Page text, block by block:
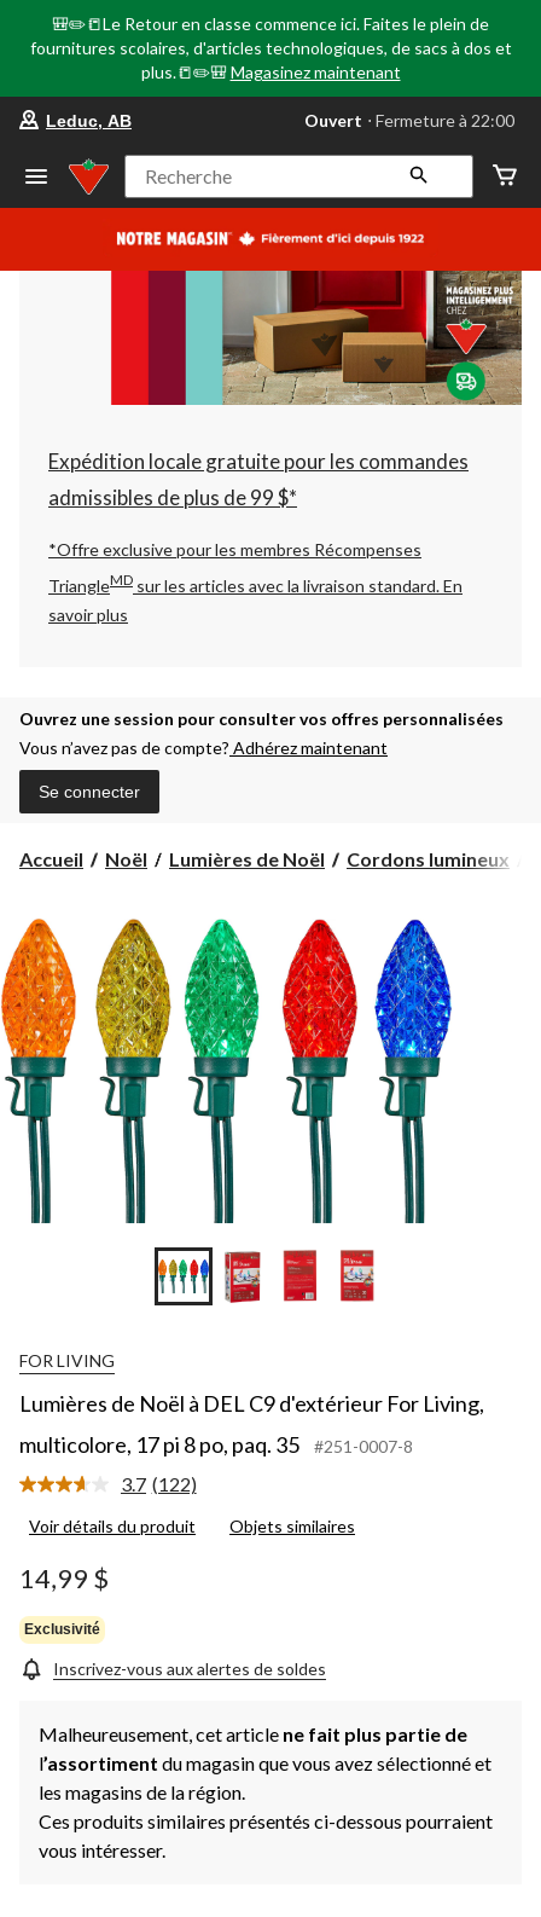
🎒✏️📒Le Retour en classe commence ici. Faites le plein de
fournitures scolaires, d'articles technologiques, de sacs à dos et
plus.📒✏️🎒 Magasinez maintenant
votre
préféré
Leduc,
AB,
courament
Fermeture
à
22:00
cliquer
pour
changer
Leduc, AB Ouvert ⋅ Fermeture à 22:00
Recherche
Expédition locale gratuite pour les commandes
admissibles de plus de 99 $*
*Offre exclusive pour les membres Récompenses
TriangleMD sur les articles avec la livraison standard.En
savoir plus
Ouvrez une session pour consulter vos offres personnalisées
Vous n’avez pas de compte? Adhérez maintenant
Se connecter
Accueil Noël Lumières de Noël Cordons lumineux
FOR LIVING
Lumières de Noël à DEL C9 d'extérieur For Living,
multicolore, 17 pi 8 po, paq. 35
#251-0007-8
3.7 Lire
122
(122)
Voir détails du produit Objets similaires
14,99 $
Exclusivité
Inscrivez-vous aux alertes de soldes
Malheureusement, cet article ne fait plus partie de
l’assortiment du magasin que vous avez sélectionné et
les magasins de la région.
Ces produits similaires présentés ci-dessous pourraient
vous intéresser.